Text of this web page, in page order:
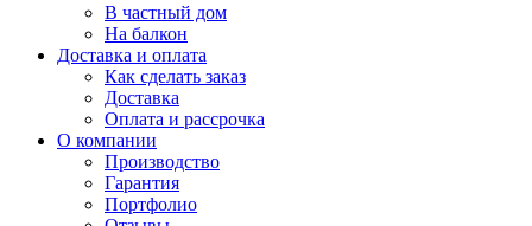
В частный дом
На балкон
Доставка и оплата
Как сделать заказ
Доставка
Оплата и рассрочка
О компании
Производство
Гарантия
Портфолио